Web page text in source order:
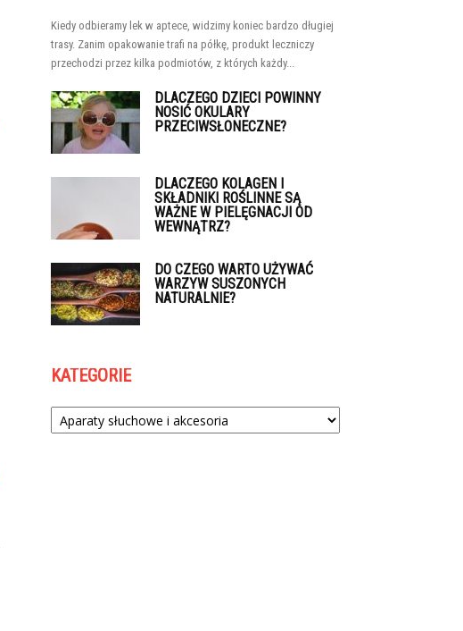
Kiedy odbieramy lek w aptece, widzimy koniec bardzo długiej
trasy. Zanim opakowanie trafi na półkę, produkt leczniczy
przechodzi przez kilka podmiotów, z których każdy...
DLACZEGO DZIECI POWINNY
NOSIĆ OKULARY
PRZECIWSŁONECZNE?
DLACZEGO KOLAGEN I
SKŁADNIKI ROŚLINNE SĄ
WAŻNE W PIELĘGNACJI OD
WEWNĄTRZ?
DO CZEGO WARTO UŻYWAĆ
WARZYW SUSZONYCH
NATURALNIE?
KATEGORIE
Kategorie